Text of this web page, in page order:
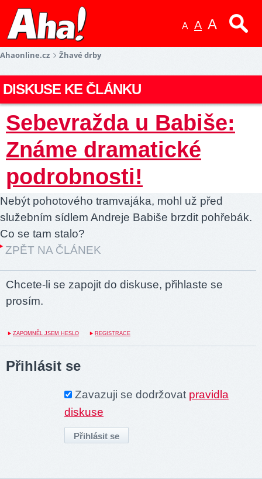
A A A
Ahaonline.cz Žhavé drby
DISKUSE KE ČLÁNKU
Sebevražda u Babiše:
Známe dramatické
podrobnosti!
Nebýt pohotového tramvajáka, mohl už před
služebním sídlem Andreje Babiše brzdit pohřebák.
Co se tam stalo?
ZPĚT NA ČLÁNEK
Chcete-li se zapojit do diskuse, přihlaste se
prosím.
ZAPOMNĚL JSEM HESLO REGISTRACE
Přihlásit se
Zavazuji se dodržovat pravidla
diskuse